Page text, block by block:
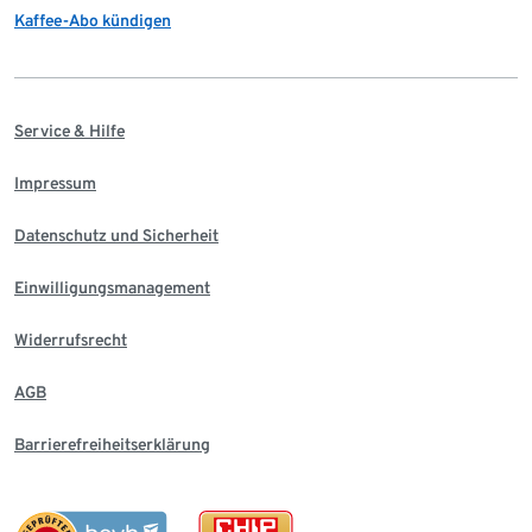
Kaffee-Abo kündigen
Service & Hilfe
Impressum
Datenschutz und Sicherheit
Einwilligungsmanagement
Widerrufsrecht
AGB
Barrierefreiheitserklärung